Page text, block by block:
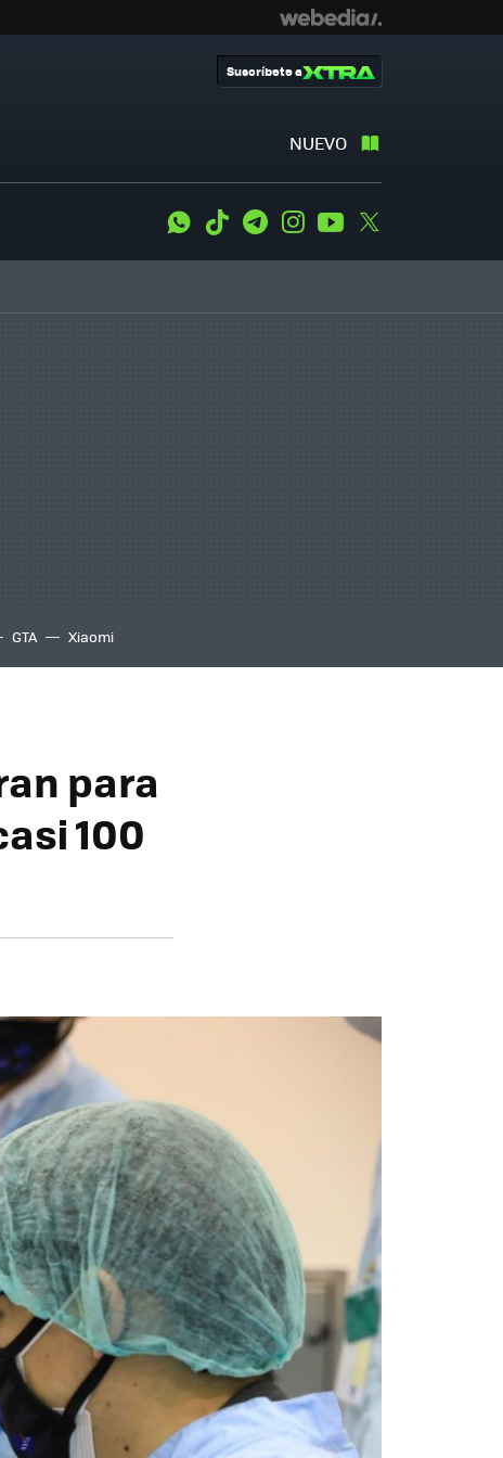
NUEVO
Suscríbete a
WhatsApp
Tiktok TelegramInstagramYoutube
GTA Xiaomi
para
100